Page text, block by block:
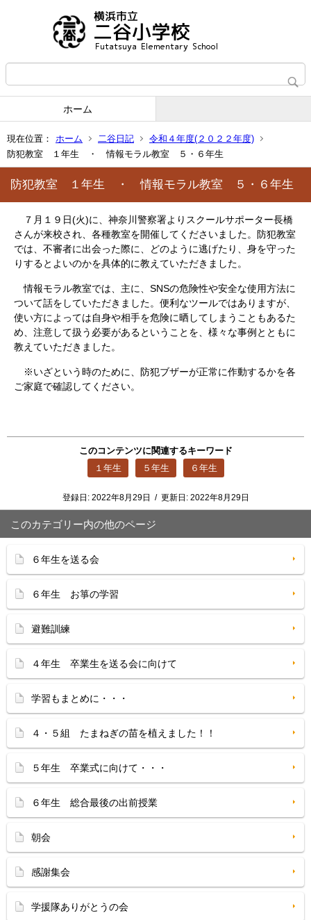
ホーム
現在位置： ホーム 二谷日記
令和４年度(２０２２年度)
防犯教室 １年生 ・ 情報モラル教室 ５・６年生
防犯教室 １年生 ・ 情報モラル教室 ５・６年生
７月１９日(火)に、神奈川警察署よりスクールサポーター長橋
さんが来校され、各種教室を開催してくださいました。防犯教室
では、不審者に出会った際に、どのように逃げたり、身を守った
りするとよいのかを具体的に教えていただきました。
情報モラル教室では、主に、SNSの危険性や安全な使用方法に
ついて話をしていただきました。便利なツールではありますが、
使い方によっては自身や相手を危険に晒してしまうこともあるた
め、注意して扱う必要があるということを、様々な事例とともに
教えていただきました。
※いざという時のために、防犯ブザーが正常に作動するかを各
ご家庭で確認してください。
このコンテンツに関連するキーワード
１年生
５年生 ６年生
登録日: 2022年8月29日 / 更新日: 2022年8月29日
このカテゴリー内の他のページ
６年生を送る会
６年生 お箏の学習
避難訓練
４年生 卒業生を送る会に向けて
学習もまとめに・・・
４・５組 たまねぎの苗を植えました！！
５年生 卒業式に向けて・・・
６年生 総合最後の出前授業
朝会
感謝集会
学援隊ありがとうの会